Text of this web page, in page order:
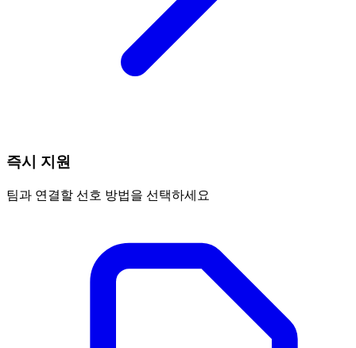
즉시 지원
팀과 연결할 선호 방법을 선택하세요